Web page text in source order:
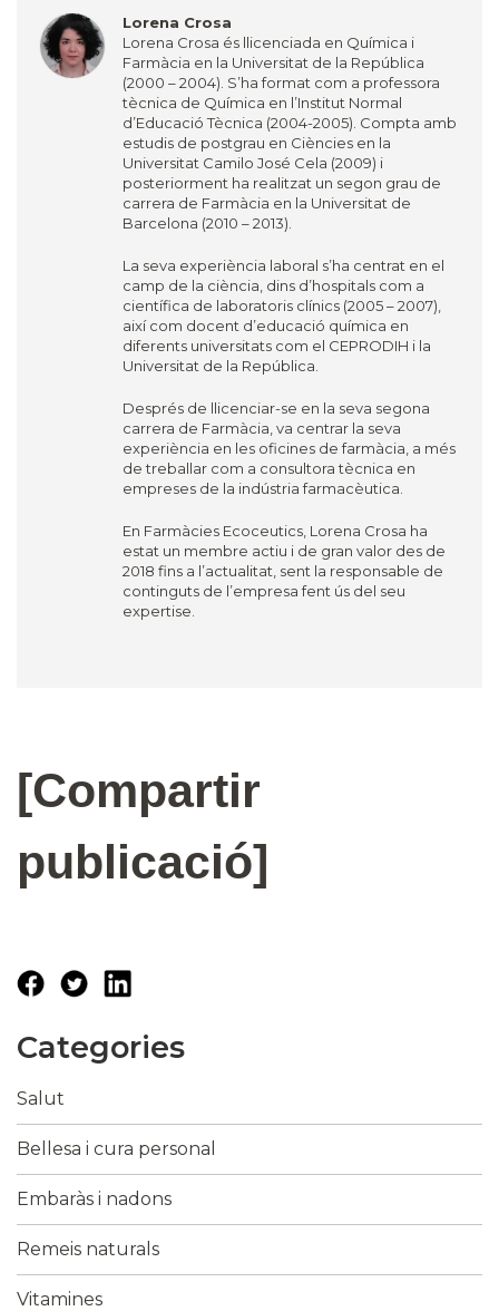
Lorena Crosa
Lorena Crosa és llicenciada en Química i
Farmàcia en la Universitat de la República
(2000 – 2004). S’ha format com a professora
tècnica de Química en l’Institut Normal
d’Educació Tècnica (2004-2005). Compta amb
estudis de postgrau en Ciències en la
Universitat Camilo José Cela (2009) i
posteriorment ha realitzat un segon grau de
carrera de Farmàcia en la Universitat de
Barcelona (2010 – 2013).
La seva experiència laboral s’ha centrat en el
camp de la ciència, dins d’hospitals com a
científica de laboratoris clínics (2005 – 2007),
així com docent d’educació química en
diferents universitats com el CEPRODIH i la
Universitat de la República.
Després de llicenciar-se en la seva segona
carrera de Farmàcia, va centrar la seva
experiència en les oficines de farmàcia, a més
de treballar com a consultora tècnica en
empreses de la indústria farmacèutica.
En Farmàcies Ecoceutics, Lorena Crosa ha
estat un membre actiu i de gran valor des de
2018 fins a l’actualitat, sent la responsable de
continguts de l’empresa fent ús del seu
expertise.
[Compartir
publicació]
Categories
Salut
Bellesa i cura personal
Embaràs i nadons
Remeis naturals
Vitamines